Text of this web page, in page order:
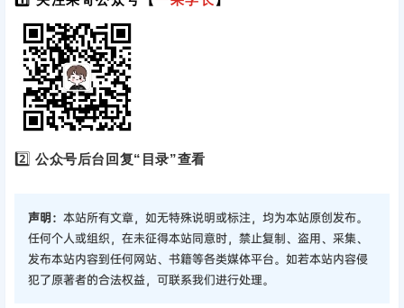
2️⃣公众号后台回复“目录”查看
声明： 本站所有文章，如无特殊说明或标注，均为本站原创发布。
任何个人或组织，在未征得本站同意时，禁止复制、盗用、采集、
发布本站内容到任何网站、书籍等各类媒体平台。如若本站内容侵
犯了原著者的合法权益，可联系我们进行处理。